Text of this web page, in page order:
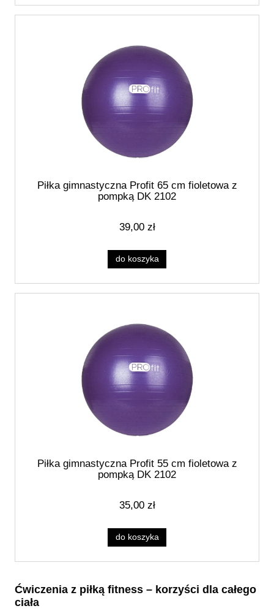
Piłka gimnastyczna Profit 65 cm fioletowa z
pompką DK 2102
39,00 zł
do koszyka
Piłka gimnastyczna Profit 55 cm fioletowa z
pompką DK 2102
35,00 zł
do koszyka
Ćwiczenia z piłką fitness – korzyści dla całego
ciała